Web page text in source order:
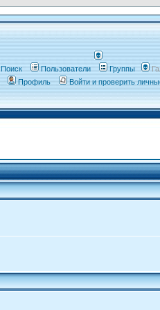
Поиск Пользователи Группы
Профиль Войти и проверить